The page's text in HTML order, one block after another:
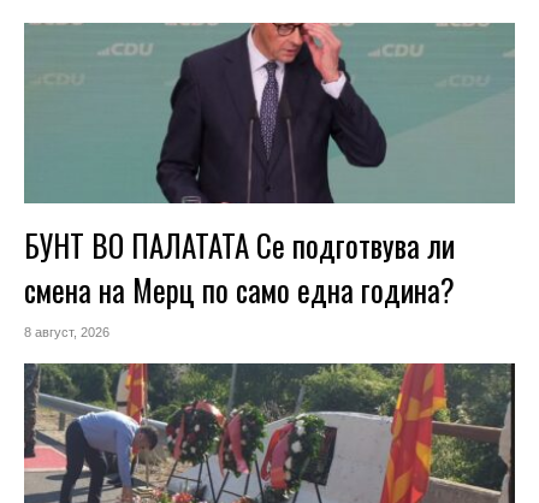
БУНТ ВО ПАЛАТАТА Се подготвува ли
смена на Мерц по само една година?
8 август, 2026